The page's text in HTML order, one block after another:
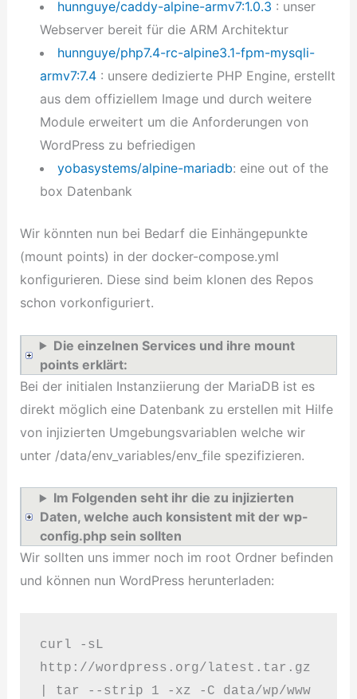
hunnguye/caddy-alpine-armv7:1.0.3 : unser
Webserver bereit für die ARM Architektur
hunnguye/php7.4-rc-alpine3.1-fpm-mysqli-
armv7:7.4: unsere dedizierte PHP Engine, erstellt
aus dem offiziellem Image und durch weitere
Module erweitert um die Anforderungen von
WordPress zu befriedigen
yobasystems/alpine-mariadb: eine out of the
box Datenbank
Wir könnten nun bei Bedarf die Einhängepunkte
(mount points) in der docker-compose.yml
konfigurieren. Diese sind beim klonen des Repos
schon vorkonfiguriert.
Die einzelnen Services und ihre mount
points erklärt:
Bei der initialen Instanziierung der MariaDB ist es
direkt möglich eine Datenbank zu erstellen mit Hilfe
von injizierten Umgebungsvariablen welche wir
unter /data/env_variables/env_file spezifizieren.
Im Folgenden seht ihr die zu injizierten
Daten, welche auch konsistent mit der wp-
config.php sein sollten
Wir sollten uns immer noch im root Ordner befinden
und können nun WordPress herunterladen:
curl -sL
http://wordpress.org/latest.tar.gz
| tar --strip 1 -xz -C data/wp/www